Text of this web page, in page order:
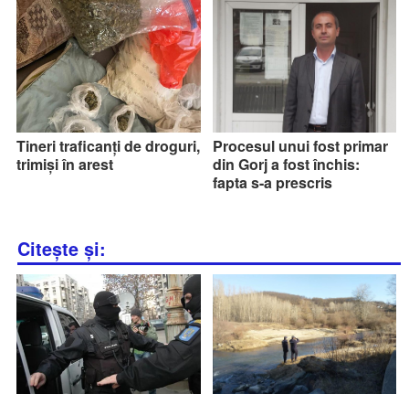
Tineri traficanți de droguri,
trimiși în arest
Procesul unui fost primar
din Gorj a fost închis:
fapta s-a prescris
Citește și: